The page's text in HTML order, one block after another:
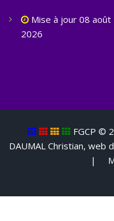
Mise à jour 08 août
2026
FGCP ©
DAUMAL Christian, web
|